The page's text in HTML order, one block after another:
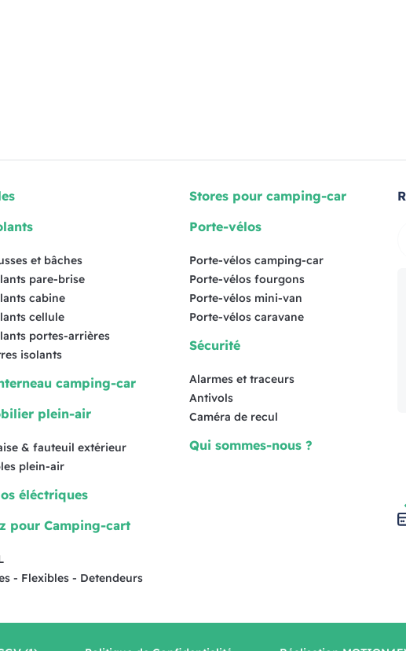
et bâches
pare-brise
cabine
cellule
portes-arrières
isolants
camping-car
plein-air
& fauteuil extérieur
plein-air
éléctriques
pour Camping-cart
- Flexibles - Detendeurs
Stores pour camping-car
Porte-vélos
Porte-vélos camping-car
Porte-vélos fourgons
Porte-vélos mini-van
Porte-vélos caravane
Sécurité
Alarmes et traceurs
Antivols
Caméra de recul
Qui sommes-nous ?